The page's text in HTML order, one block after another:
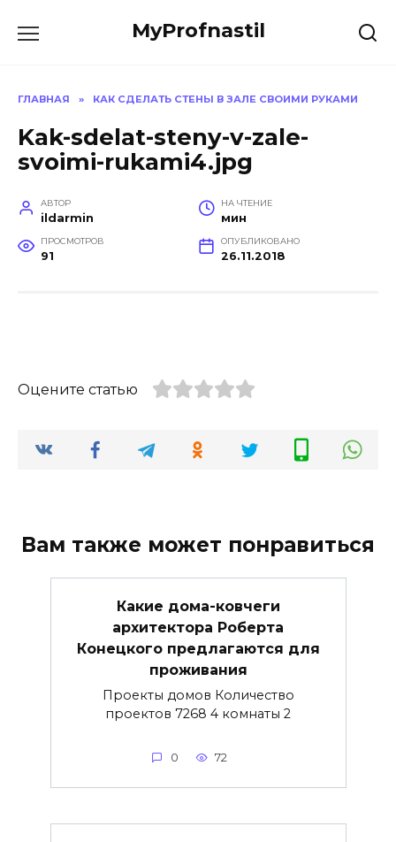
MyProfnastil
ГЛАВНАЯ » КАК СДЕЛАТЬ СТЕНЫ В ЗАЛЕ СВОИМИ РУКАМИ
Kak-sdelat-steny-v-zale-
svoimi-rukami4.jpg
АВТОР
ildarmin
НА ЧТЕНИЕ
мин
ПРОСМОТРОВ
91
ОПУБЛИКОВАНО
26.11.2018
Оцените статью
Вам также может понравиться
Какие дома-ковчеги
архитектора Роберта
Конецкого предлагаются для
проживания
Проекты домов Количество
проектов 7268 4 комнаты 2
0 72